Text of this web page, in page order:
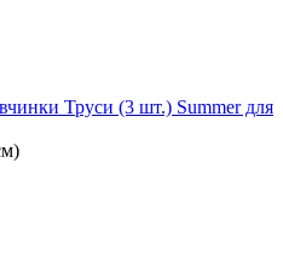
Труси (3 шт.) Summer для